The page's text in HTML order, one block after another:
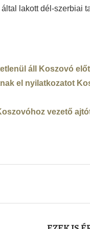
lakott dél-szerbiai
áll Koszovó
el nyilatkozatot
vezető